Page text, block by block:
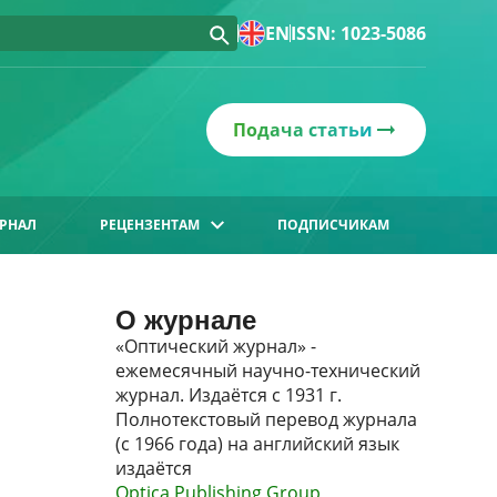
ENISSN: 1023-5086
Подача статьи
РЕЦЕНЗЕНТАМ ПОДПИСЧИКАМ
О журнале
«Оптический журнал» -
ежемесячный научно-технический
журнал. Издаётся с 1931 г.
Полнотекстовый перевод журнала
(с 1966 года) на английский язык
издаётся